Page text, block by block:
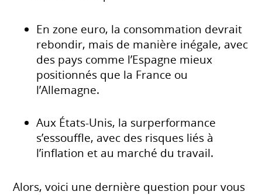
En zone euro, la consommation devrait
rebondir, mais de manière inégale, avec
des pays comme l’Espagne mieux
positionnés que la France ou
l’Allemagne.
Aux États-Unis, la surperformance
s’essouffle, avec des risques liés à
l’inflation et au marché du travail.
Alors, voici une dernière question pour vous